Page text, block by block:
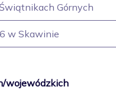
Górnych
w Skawinie
wojewódzkich